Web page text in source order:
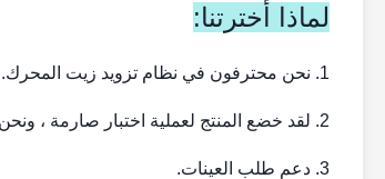
لماذا أخترتنا:
1. نحن محترفون في نظام تزويد زيت المحرك.
2. لقد خضع المنتج لعملية اختبار صارمة ، ونحن نقدم منتجات عالية الجودة ؛
3. دعم طلب العينات.